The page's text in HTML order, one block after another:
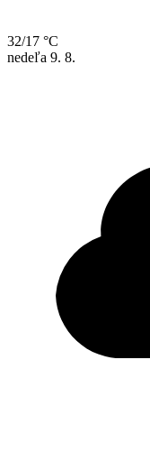
32/17 °C
nedeľa 9. 8.